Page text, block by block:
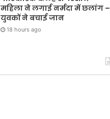
महिला ने लगाई नर्मदा में छलांग –
युवकों ने बचाई जान
18 hours ago